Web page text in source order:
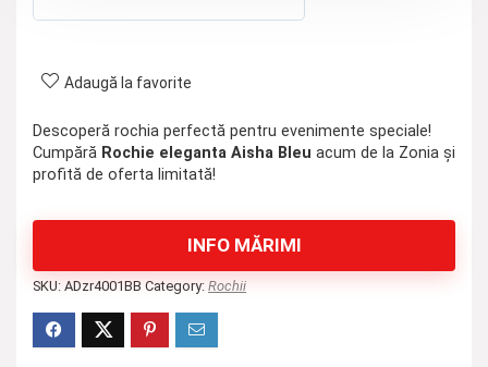
Adaugă la favorite
Descoperă rochia perfectă pentru evenimente speciale!
Cumpără Rochie eleganta Aisha Bleu acum de la Zonia și
profită de oferta limitată!
INFO MĂRIMI
SKU: ADzr4001BB Category: Rochii